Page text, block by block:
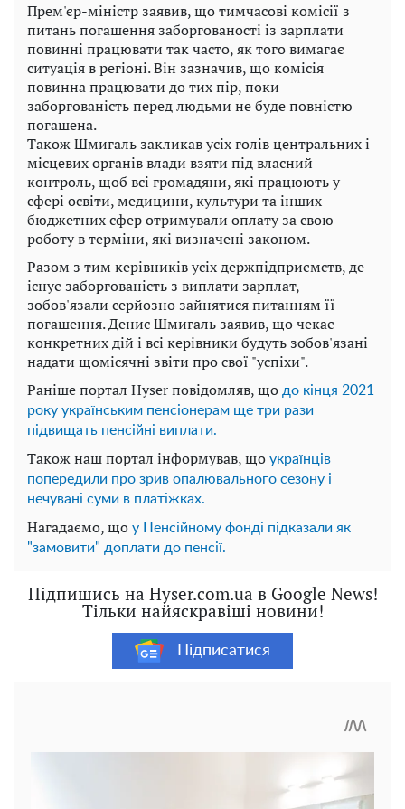
Прем'єр-міністр заявив, що тимчасові комісії з
питань погашення заборгованості із зарплати
повинні працювати так часто, як того вимагає
ситуація в регіоні. Він зазначив, що комісія
повинна працювати до тих пір, поки
заборгованість перед людьми не буде повністю
погашена.
Також Шмигаль закликав усіх голів центральних і
місцевих органів влади взяти під власний
контроль, щоб всі громадяни, які працюють у
сфері освіти, медицини, культури та інших
бюджетних сфер отримували оплату за свою
роботу в терміни, які визначені законом.
Разом з тим керівників усіх держпідприємств, де
існує заборгованість з виплати зарплат,
зобов'язали серйозно зайнятися питанням її
погашення. Денис Шмигаль заявив, що чекає
конкретних дій і всі керівники будуть зобов'язані
надати щомісячні звіти про свої "успіхи".
Раніше портал Hyser повідомляв, що до кінця 2021
року українським пенсіонерам ще три рази
підвищать пенсійні виплати.
Також наш портал інформував, що українців
попередили про зрив опалювального сезону і
нечувані суми в платіжках.
Нагадаємо, що у Пенсійному фонді підказали як
"замовити" доплати до пенсії.
Підпишись на Hyser.com.ua в Google News!
Тільки найяскравіші новини!
Підписатися